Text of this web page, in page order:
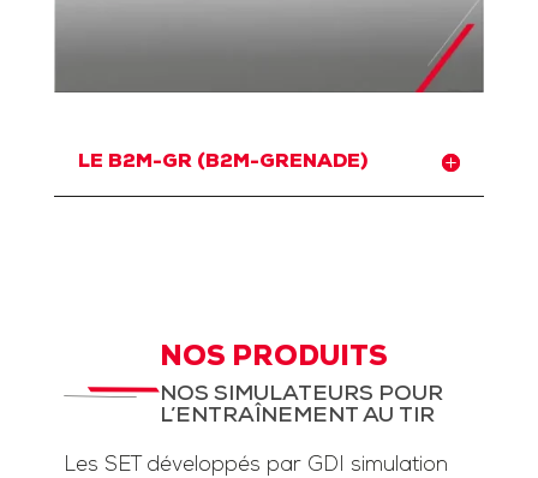
LE B2M-GR (B2M-GRENADE)
NOS PRODUITS
NOS SIMULATEURS POUR
L’ENTRAÎNEMENT AU TIR
Les SET développés par GDI simulation